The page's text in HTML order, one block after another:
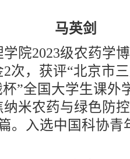
马英剑
2023级农药学博
次，获评“北京市
”全国大学生课外
米农药与绿色防
。入选中国科协